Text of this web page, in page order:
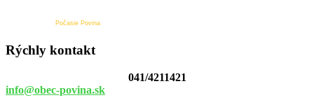
Počasie Povina
Rýchly kontakt
041/4211421
info@obec-povina.sk